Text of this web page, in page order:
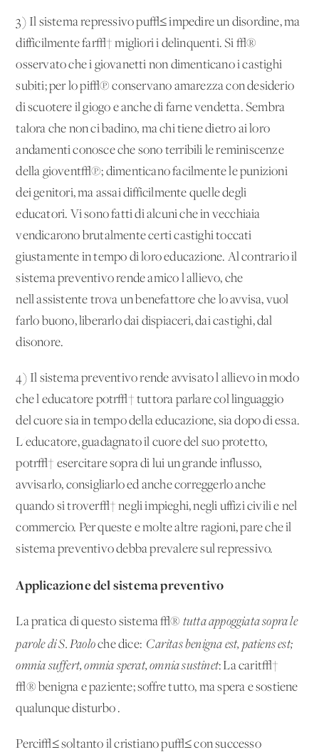
3) Il sistema repressivo pu√≤ impedire un disordine, ma
difficilmente far√† migliori i delinquenti. Si √®
osservato che i giovanetti non dimenticano i castighi
subiti; per lo pi√π conservano amarezza con desiderio
di scuotere il giogo e anche di farne vendetta. Sembra
talora che non ci badino, ma chi tiene dietro ai loro
andamenti conosce che sono terribili le reminiscenze
della giovent√π; dimenticano facilmente le punizioni
dei genitori, ma assai difficilmente quelle degli
educatori. Vi sono fatti di alcuni che in vecchiaia
vendicarono brutalmente certi castighi toccati
giustamente in tempo di loro educazione. Al contrario il
sistema preventivo rende amico l'allievo, che
nell'assistente trova un benefattore che lo avvisa, vuol
farlo buono, liberarlo dai dispiaceri, dai castighi, dal
disonore.
4) Il sistema preventivo rende avvisato l'allievo in modo
che l'educatore potr√† tuttora parlare col linguaggio
del cuore sia in tempo della educazione, sia dopo di essa.
L'educatore, guadagnato il cuore del suo protetto,
potr√† esercitare sopra di lui un grande influsso,
avvisarlo, consigliarlo ed anche correggerlo anche
quando si trover√† negli impieghi, negli uffizi civili e nel
commercio. Per queste e molte altre ragioni, pare che il
sistema preventivo debba prevalere sul repressivo.
Applicazione del sistema preventivo
La pratica di questo sistema √® tutta appoggiata sopra le
parole di S. Paoloche dice: ' Caritas benigna est, patiens est;
omnia suffert, omnia sperat, omnia sustinet: La carit√†
√® benigna e paziente; soffre tutto, ma spera e sostiene
qualunque disturbo'.
Perci√≤ soltanto il cristiano pu√≤ con successo